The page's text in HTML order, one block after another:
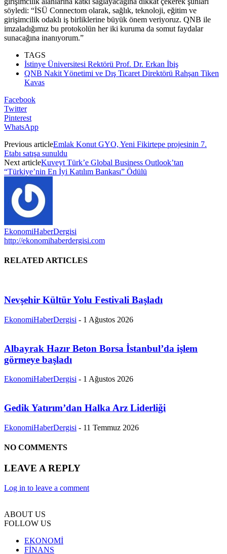
söyledi: “İSÜ Connectom olarak, sağlık, teknoloji, eğitim ve
girişimcilik odaklı iş birliklerine büyük önem veriyoruz. QNB ile
imzaladığımız bu protokolün her iki kuruma da somut faydalar
sunacağına inanıyorum.”
TAGS
İstinye Üniversitesi Rektörü Prof. Dr. Erkan İbiş
QNB Nakit Yönetimi ve Dış Ticaret Direktörü Rahşan Tiken
Kavas
Facebook
Twitter
Pinterest
WhatsApp
Previous articleEmlak Konut GYO, Yeni Fikirtepe projesinin 7.
Etabı satışa sunuldu
Next articleKuveyt Türk’e Global Business Outlook’tan
“Türkiye’nin En İyi Katılım Bankası” Ödülü
EkonomiHaberDergisi
http://ekonomihaberdergisi.com
RELATED ARTICLES
Nevşehir Kültür Yolu Festivali Başladı
EkonomiHaberDergisi - 1 Ağustos 2026
Albayrak Hazır Beton Borsa İstanbul’da işlem
görmeye başladı
EkonomiHaberDergisi - 1 Ağustos 2026
Gedik Yatırım’dan Halka Arz Liderliği
EkonomiHaberDergisi - 11 Temmuz 2026
NO COMMENTS
LEAVE A REPLY
Log in to leave a comment
ABOUT US
FOLLOW US
EKONOMİ
FİNANS